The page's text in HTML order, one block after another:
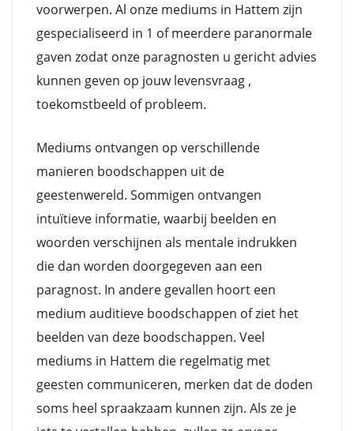
voorwerpen. Al onze mediums in Hattem zijn
gespecialiseerd in 1 of meerdere paranormale
gaven zodat onze paragnosten u gericht advies
kunnen geven op jouw levensvraag ,
toekomstbeeld of probleem.
Mediums ontvangen op verschillende
manieren boodschappen uit de
geestenwereld. Sommigen ontvangen
intuïtieve informatie, waarbij beelden en
woorden verschijnen als mentale indrukken
die dan worden doorgegeven aan een
paragnost. In andere gevallen hoort een
medium auditieve boodschappen of ziet het
beelden van deze boodschappen. Veel
mediums in Hattem die regelmatig met
geesten communiceren, merken dat de doden
soms heel spraakzaam kunnen zijn. Als ze je